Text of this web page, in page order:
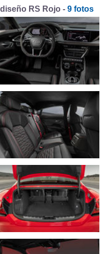
RS Rojo - 9 fotos